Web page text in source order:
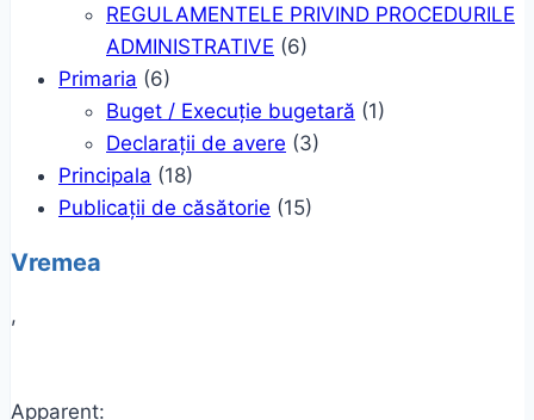
REGULAMENTELE PRIVIND PROCEDURILE
ADMINISTRATIVE (6)
Primaria (6)
Buget / Execuție bugetară (1)
Declarații de avere (3)
Principala (18)
Publicații de căsătorie (15)
Vremea
,
Apparent: